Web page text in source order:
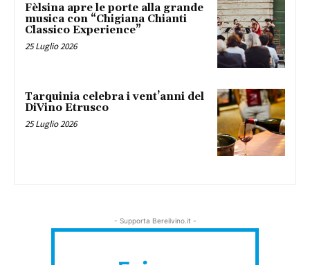
Fèlsina apre le porte alla grande
musica con “Chigiana Chianti
Classico Experience”
25 Luglio 2026
Tarquinia celebra i vent’anni del
DiVino Etrusco
25 Luglio 2026
- Supporta Bereilvino.it -